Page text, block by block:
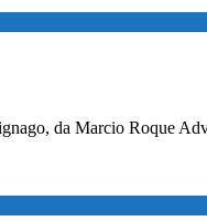
da Marcio Roque